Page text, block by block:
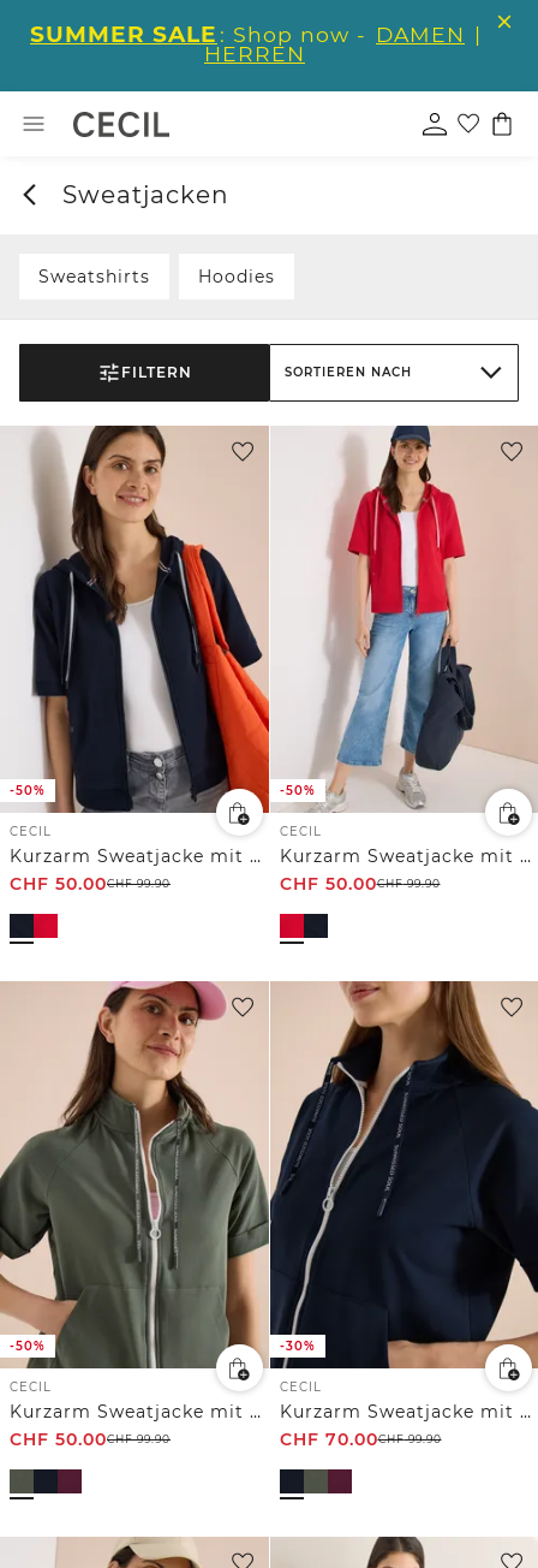
SUMMER SALE : Shop now - DAMEN |
HERREN
Sweatjacken
Sweatshirts Hoodies
FILTERN SORTIEREN NACH
-50%
CECIL
Kurzarm Sweatjacke mit Kapuze
CHF 50.00CHF99.90
-50%
CECIL
Kurzarm Sweatjacke mit Kapuze
CHF 50.00CHF99.90
-50%
CECIL
Kurzarm Sweatjacke mit Zipper
CHF 50.00CHF99.90
-30%
CECIL
Kurzarm Sweatjacke mit Zipper
CHF 70.00CHF99.90